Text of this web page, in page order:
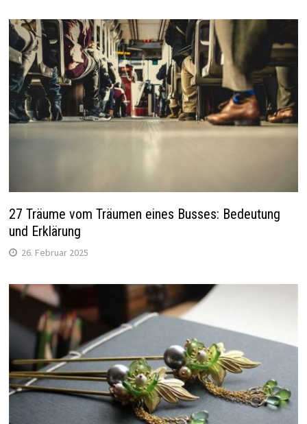
27 Träume vom Träumen eines Busses: Bedeutung
und Erklärung
26. Februar 2025